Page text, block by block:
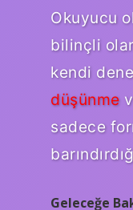
Okuyucu
bilinçli
kendi
düşünme
sadece
Geleceğe